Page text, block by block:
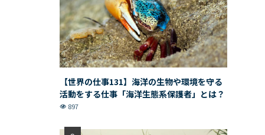
【世界の仕事131】海洋の生物や環境を守る
活動をする仕事「海洋生態系保護者」とは？
897